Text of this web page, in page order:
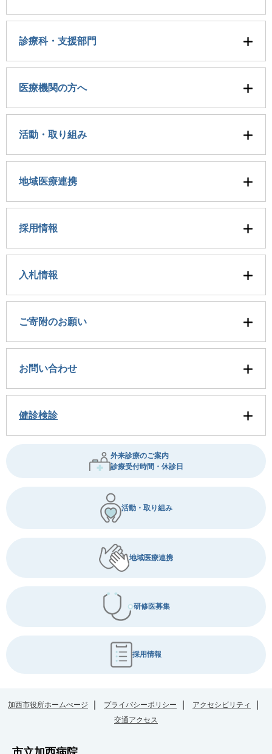
診療科・支援部門
医療機関の方へ
活動・取り組み
地域医療連携
採用情報
入札情報
ご寄附のお願い
お問い合わせ
健診検診
外来診療のご案内
診療受付時間・休診日
活動・取り組み
地域医療連携
研修医募集
採用情報
加西市役所ホームぺージ プライバシーポリシー
アクセシビリティ
交通アクセス